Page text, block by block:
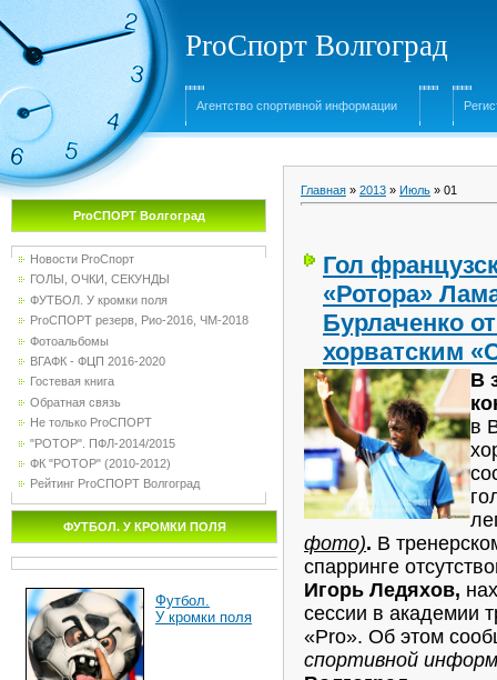
ProСпорт Волгоград
Агентство спортивной информации
ProСПОРТ Волгоград
Новости ProСпорт
ГОЛЫ, ОЧКИ, СЕКУНДЫ
ФУТБОЛ. У кромки поля
ProСПОРТ резерв, Рио-2016, ЧМ-2018
Фотоальбомы
ВГАФК - ФЦП 2016-2020
Гостевая книга
Обратная связь
Не только ProСПОРТ
"РОТОР". ПФЛ-2014/2015
ФК "РОТОР" (2010-2012)
Рейтинг ProСПОРТ Волгоград
ФУТБОЛ. У КРОМКИ ПОЛЯ
Футбол.
У кромки поля
Главная » 2013 » Июль » 01
Гол
«Ротора»
Бурлаченко
хорватским
В
в
фото). В
спарринге
Игорь Ледяхов,
сессии в академии
«Pro». Об этом
спортивной